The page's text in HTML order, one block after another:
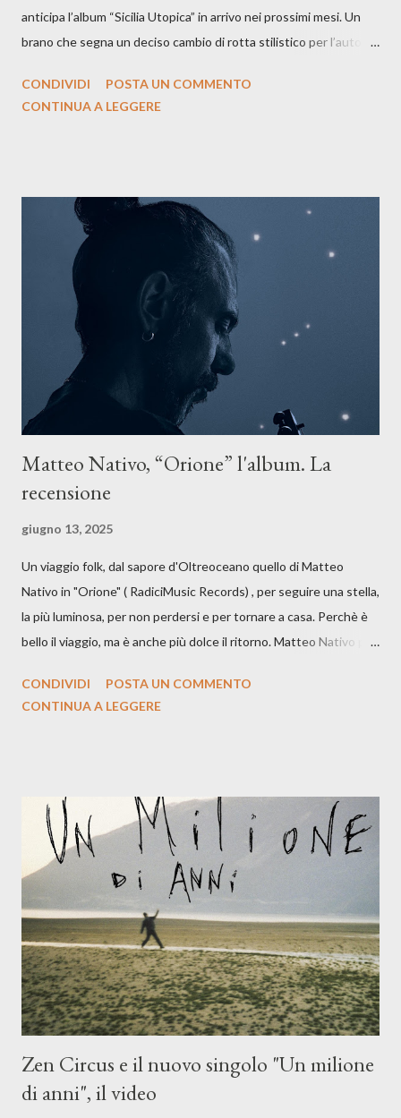
anticipa l’album “Sicilia Utopica” in arrivo nei prossimi mesi. Un
brano che segna un deciso cambio di rotta stilistico per l’autore
testo ibrido tra italiano e siciliano, e un’urgenza espressiva che
La canzone racconta la difficoltà di creare, e perfino di esistere,
sotto il peso della realtà. Ma lo fa cercando una via d’uscita, una
forma di assoluzione, nel vivere e nel suonare, nel trovare respiro
anche quando l’aria sembra farsi più densa. Il brano è anche una
dichiarazione d’intenti: Cico Messina apre il suo nuovo percorso
artistico con una composizi...
CONDIVIDI
POSTA UN COMMENTO
CONTINUA A LEGGERE
Matteo Nativo, “Orione” l'album. La
recensione
giugno 13, 2025
Un viaggio folk, dal sapore d'Oltreoceano quello di Matteo
Nativo in "Orione" ( RadiciMusic Records) , per seguire una stella,
la più luminosa, per non perdersi e per tornare a casa. Perchè è
bello il viaggio, ma è anche più dolce il ritorno. Matteo Nativo per
indubbiamente matura e consapevole oltre che con ottimi
Dicevamo. Ed è da qui che il nostro inizia questo concept
musicale, con " Che ora è" , raccontando la separazione dalla
moglie, del senso di sconfitta e del caldo afoso che opprime,
giusta condizione di sopraffazione: "Non so che ora è, che giorno
è, di questa estate che...". E' raro fare uscire come singolo una
cover, ma...
CONDIVIDI
POSTA UN COMMENTO
CONTINUA A LEGGERE
Zen Circus e il nuovo singolo "Un milione
di anni", il video